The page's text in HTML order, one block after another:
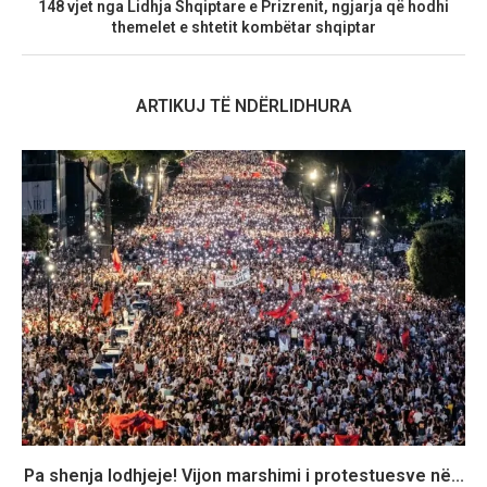
148 vjet nga Lidhja Shqiptare e Prizrenit, ngjarja që hodhi
themelet e shtetit kombëtar shqiptar
ARTIKUJ TË NDËRLIDHURA
Pa shenja lodhjeje! Vijon marshimi i protestuesve në...